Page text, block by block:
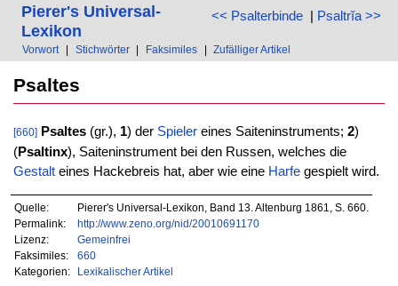
<< Psalterbinde| Psaltrĭa >>
Pierer's Universal-
Lexikon
Vorwort Stichwörter Faksimiles Zufälliger Artikel
Psaltes
[660] Psaltes(gr.), 1) der Spielereines Saiteninstruments; 2)
(Psaltinx), Saiteninstrument bei den Russen, welches die
Gestalteines Hackebreis hat, aber wie eine Harfegespielt wird.
Quelle:
Pierer's Universal-Lexikon, Band 13. Altenburg 1861, S. 660.
Permalink:
http://www.zeno.org/nid/20010691170
Lizenz:
Gemeinfrei
Faksimiles:
660
Kategorien:
Lexikalischer Artikel